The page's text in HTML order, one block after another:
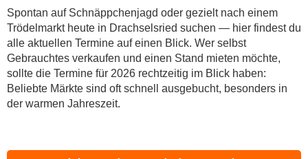
Online-Flohmarkt Drachselsried
Welche Trödelmarkt-Typen gibt es?
Aktuelle Flohmarkt-Termine für Drachselsried und
Umgebung
Kleinanzeigen Drachselsried als Alternative zum
Trödelmarkt
FAQ: Flohmarkt Drachselsried
Spontan auf Schnäppchenjagd oder gezielt nach einem
Trödelmarkt heute in Drachselsried suchen — hier findest du
alle aktuellen Termine auf einen Blick. Wer selbst
Gebrauchtes verkaufen und einen Stand mieten möchte,
sollte die Termine für 2026 rechtzeitig im Blick haben:
Beliebte Märkte sind oft schnell ausgebucht, besonders in
der warmen Jahreszeit.